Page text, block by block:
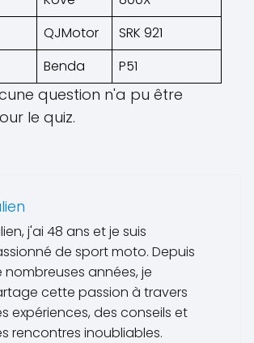
QJMotor
SRK 921
Benda P51
question n'a pu être
le quiz.
j'ai 48 ans et je suis
de sport moto. Depuis
nombreuses années, je
cette passion à travers
expériences, des conseils et
rencontres inoubliables.